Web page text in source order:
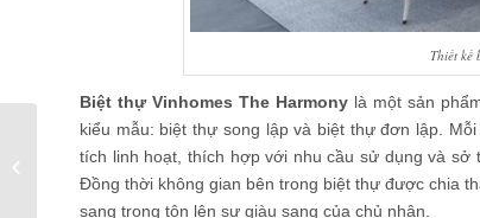
Thiết kế
Biệt thự Vinhomes The Harmony là một sản
kiểu mẫu: biệt thự song lập và biệt thự đơn lập.
tích linh hoạt, thích hợp với nhu cầu sử dụng và
Đồng thời không gian bên trong biệt thự được chia
sang trọng tôn lên sự giàu sang của chủ nhân.
Vinhomes Phạm Hùng
– Vị trí độc tôn tại cửa
ngõ phía Tây...